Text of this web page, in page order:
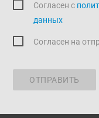
Согласен c
данных
Согласен на
ОТПРАВИТЬ